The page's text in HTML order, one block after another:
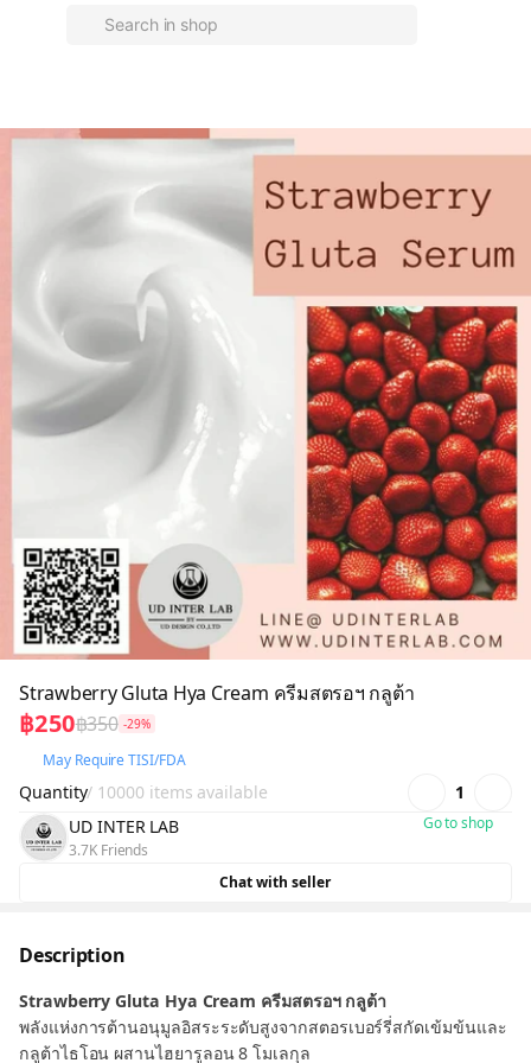
Strawberry Gluta Hya Cream ครีมสตรอฯ กลูต้า
฿250฿350 -29%
May Require TISI/FDA
Quantity/ 10000 items available
1
UD INTER LAB
3.7K Friends
Go to shop
Chat with seller
Description
Strawberry Gluta Hya Cream ครีมสตรอฯ กลูต้า
พลังแห่งการต้านอนุมูลอิสระระดับสูงจากสตอรเบอร์รี่สกัดเข้มข้นและ
กลูต้าไธโอน ผสานไฮยารูลอน 8 โมเลกุล